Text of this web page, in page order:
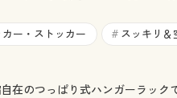
大きいサイズ メンズ
カー・ストッカー # スッキリ＆
在のつっぱり式ハンガーラック